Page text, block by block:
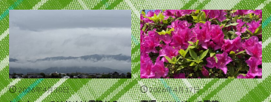
2026年4月30日 2026年4月17日